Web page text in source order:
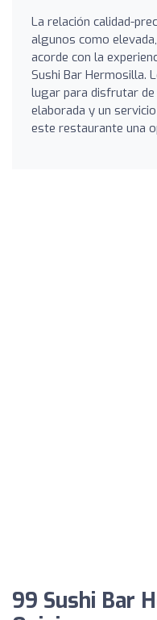
La relación calidad-
algunos como
acorde con la
Sushi Bar Hermosilla.
lugar para disfrutar de
elaborada y un
este restaurante una
99 Sushi Bar